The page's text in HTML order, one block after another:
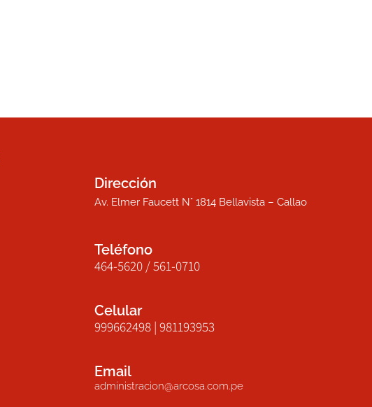
Dirección
Av. Elmer Faucett N° 1814 Bellavista – Callao
Teléfono
464-5620 / 561-0710
Celular
999662498 | 981193953
Email
administracion@arcosa.com.pe